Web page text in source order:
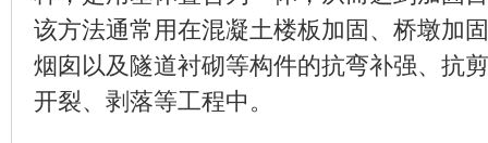
该方法通常用在混凝土楼板加固、桥墩加
烟囱以及隧道衬砌等构件的抗弯补强、抗
开裂、剥落等工程中。